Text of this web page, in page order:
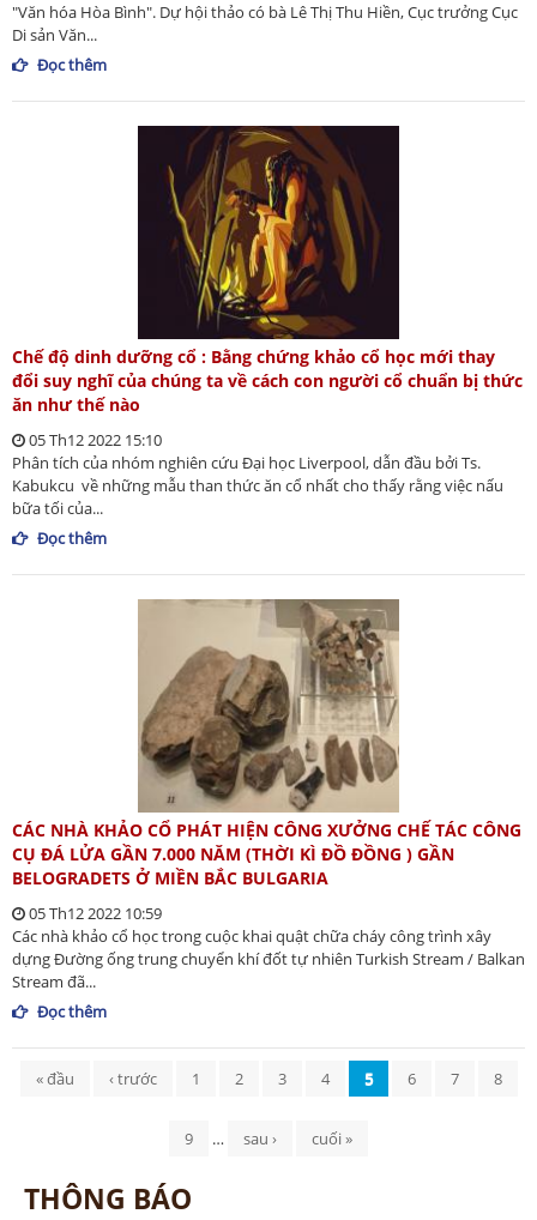
"Văn hóa Hòa Bình". Dự hội thảo có bà Lê Thị Thu Hiền, Cục trưởng Cục
Di sản Văn...
Đọc thêm
Chế độ dinh dưỡng cổ : Bằng chứng khảo cổ học mới thay
đổi suy nghĩ của chúng ta về cách con người cổ chuẩn bị thức
ăn như thế nào
05 Th12 2022 15:10
Phân tích của nhóm nghiên cứu Đại học Liverpool, dẫn đầu bởi Ts.
Kabukcu về những mẫu than thức ăn cổ nhất cho thấy rằng việc nấu
bữa tối của...
Đọc thêm
CÁC NHÀ KHẢO CỔ PHÁT HIỆN CÔNG XƯỞNG CHẾ TÁC CÔNG
CỤ ĐÁ LỬA GẦN 7.000 NĂM (THỜI KÌ ĐỒ ĐỒNG ) GẦN
BELOGRADETS Ở MIỀN BẮC BULGARIA
05 Th12 2022 10:59
Các nhà khảo cổ học trong cuộc khai quật chữa cháy công trình xây
dựng Đường ống trung chuyển khí đốt tự nhiên Turkish Stream / Balkan
Stream đã...
Đọc thêm
Trang
« đầu ‹ trước 1 2 3 4 5 6 7 8
9 … sau › cuối »
THÔNG BÁO